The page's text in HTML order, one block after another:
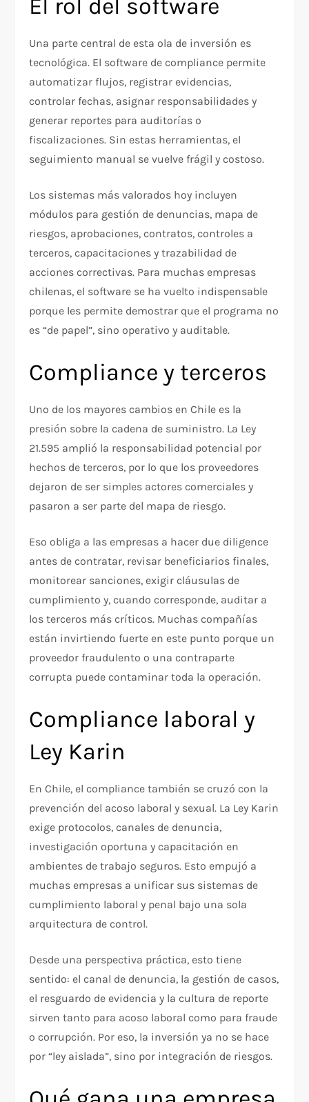
El rol del software
Una parte central de esta ola de inversión es
tecnológica. El software de compliance permite
automatizar flujos, registrar evidencias,
controlar fechas, asignar responsabilidades y
generar reportes para auditorías o
fiscalizaciones. Sin estas herramientas, el
seguimiento manual se vuelve frágil y costoso.
Los sistemas más valorados hoy incluyen
módulos para gestión de denuncias, mapa de
riesgos, aprobaciones, contratos, controles a
terceros, capacitaciones y trazabilidad de
acciones correctivas. Para muchas empresas
chilenas, el software se ha vuelto indispensable
porque les permite demostrar que el programa no
es “de papel”, sino operativo y auditable.
Compliance y terceros
Uno de los mayores cambios en Chile es la
presión sobre la cadena de suministro. La Ley
21.595 amplió la responsabilidad potencial por
hechos de terceros, por lo que los proveedores
dejaron de ser simples actores comerciales y
pasaron a ser parte del mapa de riesgo.
Eso obliga a las empresas a hacer due diligence
antes de contratar, revisar beneficiarios finales,
monitorear sanciones, exigir cláusulas de
cumplimiento y, cuando corresponde, auditar a
los terceros más críticos. Muchas compañías
están invirtiendo fuerte en este punto porque un
proveedor fraudulento o una contraparte
corrupta puede contaminar toda la operación.
Compliance laboral y
Ley Karin
En Chile, el compliance también se cruzó con la
prevención del acoso laboral y sexual. La Ley Karin
exige protocolos, canales de denuncia,
investigación oportuna y capacitación en
ambientes de trabajo seguros. Esto empujó a
muchas empresas a unificar sus sistemas de
cumplimiento laboral y penal bajo una sola
arquitectura de control.
Desde una perspectiva práctica, esto tiene
sentido: el canal de denuncia, la gestión de casos,
el resguardo de evidencia y la cultura de reporte
sirven tanto para acoso laboral como para fraude
o corrupción. Por eso, la inversión ya no se hace
por “ley aislada”, sino por integración de riesgos.